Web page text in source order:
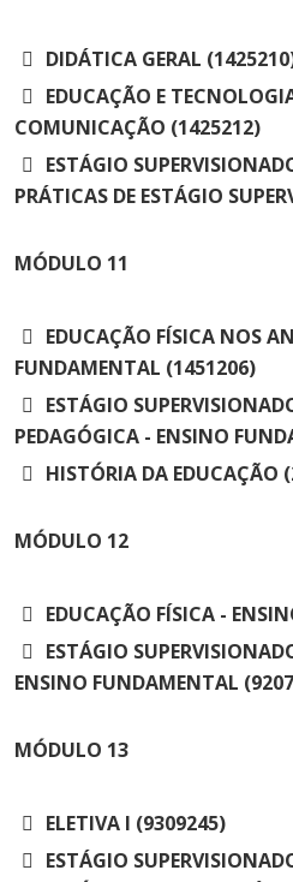
DIDÁTICA GERAL
EDUCAÇÃO E
COMUNICAÇÃO (1425212)
ESTÁGIO
PRÁTICAS DE ESTÁGIO
MÓDULO 11
EDUCAÇÃO FÍSICA NOS
FUNDAMENTAL (1451206)
ESTÁGIO
PEDAGÓGICA - ENSINO
HISTÓRIA DA EDUCAÇÃO
MÓDULO 12
EDUCAÇÃO FÍSICA -
ESTÁGIO
ENSINO FUNDAMENTAL
MÓDULO 13
ELETIVA I (9309245)
ESTÁGIO